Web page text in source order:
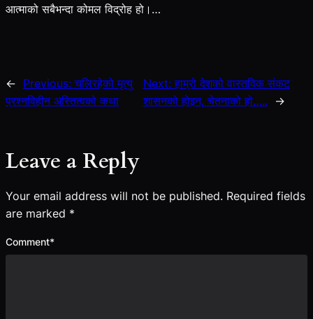
आत्माको सबैभन्दा कोमल विद्रोह हो।…
← Previous:चलिरहेको मृत्यु
प्रश्नविहीन अस्तित्वको कथा
Next:हाम्रो देशको वास्तविक संकट
शासनको होइन, चेतनाको हो…..
→
Leave a Reply
Your email address will not be published. Required fields
are marked *
Comment*